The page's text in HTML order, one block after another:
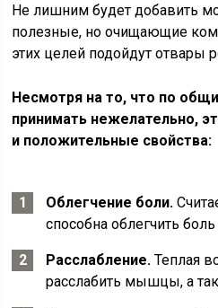
Не лишним будет добавить
полезные, но очищающие
этих целей подойдут отвары
Несмотря на то, что по
принимать нежелательно,
и положительные свойства:
Облегчение боли.
способна облегчить
Расслабление. Теплая
расслабить мышцы, а